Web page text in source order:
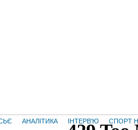
АНАЛІТИКА ІНТЕРВ'Ю СПОРТ